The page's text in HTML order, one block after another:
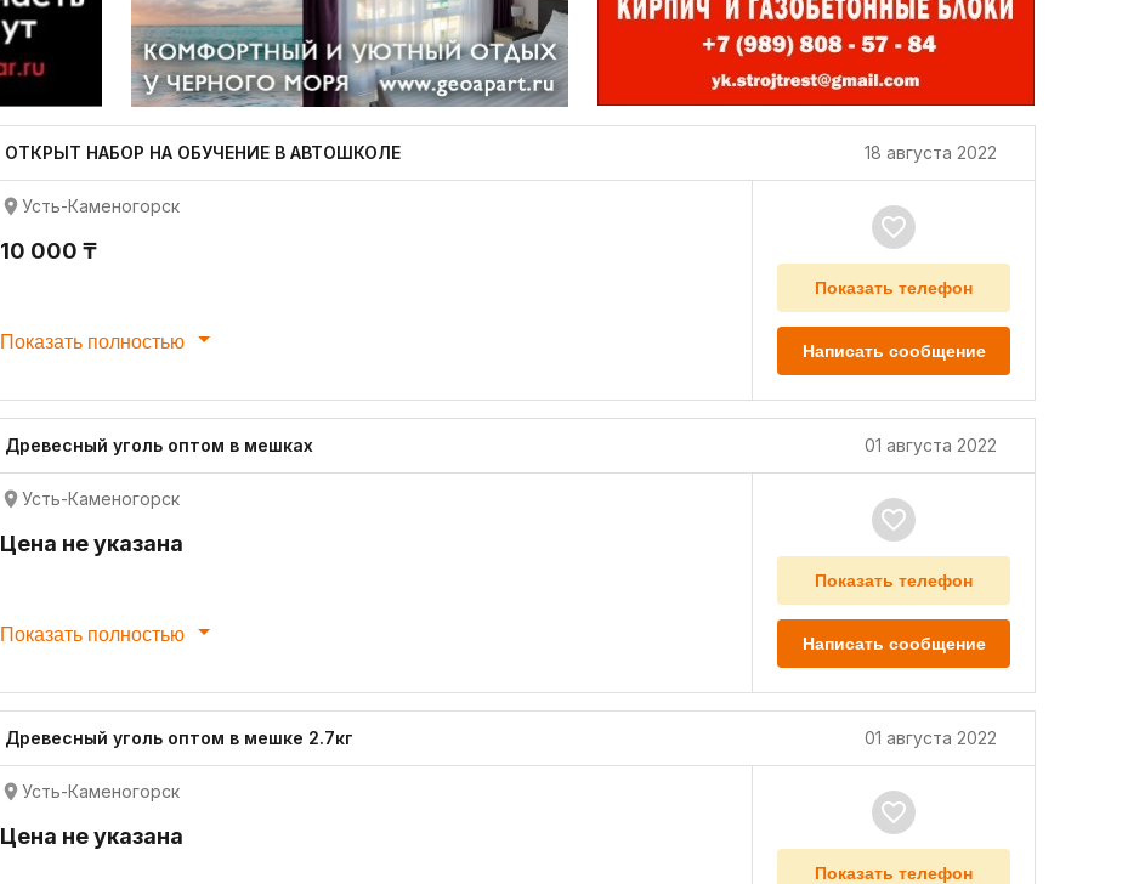
ОТКРЫТ НАБОР НА ОБУЧЕНИЕ В АВТОШКОЛЕ 18 августа 2022
Усть-Каменогорск
10 000 ₸
Показать полностью
Показать телефон
Написать сообщение
Древесный уголь оптом в мешках 01 августа 2022
Усть-Каменогорск
Цена не указана
Показать полностью
Показать телефон
Написать сообщение
Древесный уголь оптом в мешке 2.7кг 01 августа 2022
Усть-Каменогорск
Цена не указана
Показать телефон